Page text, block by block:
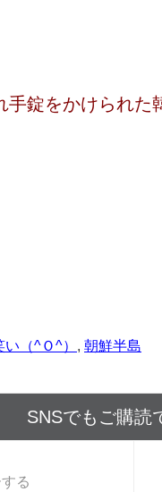
手錠をかけられた
い（^Ｏ^） , 朝鮮半島
SNSでもご購読
る